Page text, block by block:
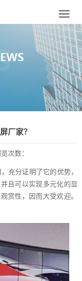
厂家？
次数：
充分证明了它的优势，
且可以实现多元化的显
赏性，因而大受欢迎。